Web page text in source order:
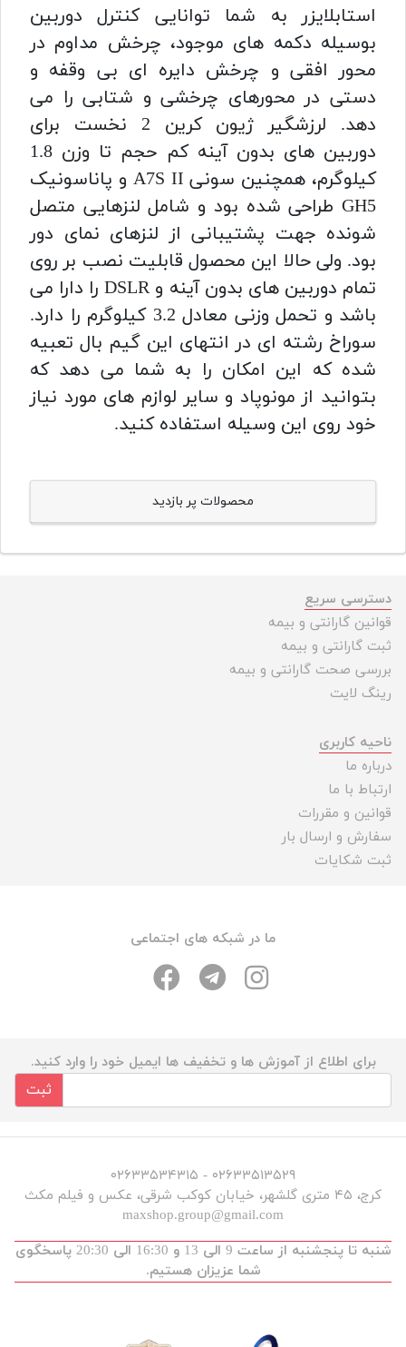
استابلایزر به شما توانایی کنترل دوربین
بوسیله دکمه های موجود، چرخش مداوم در
محور افقی و چرخش دایره ای بی وقفه و
دستی در محورهای چرخشی و شتابی را می
دهد.
لرزشگیر ژیون کرین 2 نخست برای
دوربین های بدون آینه کم حجم تا وزن 1.8
کیلوگرم، همچنین سونی A7S II و پاناسونیک
GH5 طراحی شده بود و شامل لنزهایی متصل
شونده جهت پشتیبانی از لنزهای نمای دور
بود. ولی حالا این محصول قابلیت نصب بر روی
تمام دوربین های بدون آینه و DSLR را دارا می
باشد و تحمل وزنی معادل 3.2 کیلوگرم را دارد.
سوراخ رشته ای در انتهای این گیم بال تعبیه
شده که این امکان را به شما می دهد که
بتوانید از مونوپاد و سایر لوازم های مورد نیاز
خود روی این وسیله استفاده کنید.
محصولات پر بازدید
دسترسی سریع
قوانین گارانتی و بیمه
ثبت گارانتی و بیمه
بررسی صحت گارانتی و بیمه
رینگ لایت
ناحیه کاربری
درباره ما
ارتباط با ما
قوانین و مقررات
سفارش و ارسال بار
ثبت شکایات
ما در شبکه های اجتماعی
برای اطلاع از آموزش ها و تخفیف ها ایمیل خود را وارد کنید.
ثبت
۰۲۶۳۳۵۱۳۵۲۹ - ۰۲۶۳۳۵۳۴۳۱۵
کرج، ۴۵ متری گلشهر، خیابان کوکب شرقی، عکس و فیلم مکث
maxshop.group@gmail.com
شنبه تا پنجشنبه از ساعت 9 الی 13 و 16:30 الی 20:30 پاسخگوی
شما عزیزان هستیم.